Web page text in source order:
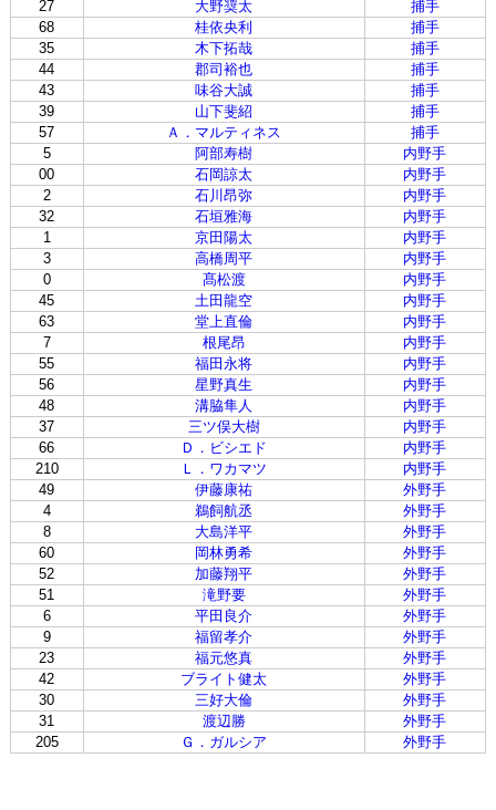
27
大野奨太
捕手
68
桂依央利
捕手
35
木下拓哉
捕手
44
郡司裕也
捕手
43
味谷大誠
捕手
39
山下斐紹
捕手
57
Ａ．マルティネス
捕手
5
阿部寿樹
内野手
00
石岡諒太
内野手
2
石川昂弥
内野手
32
石垣雅海
内野手
1
京田陽太
内野手
3
高橋周平
内野手
0
髙松渡
内野手
45
土田龍空
内野手
63
堂上直倫
内野手
7
根尾昂
内野手
55
福田永将
内野手
56
星野真生
内野手
48
溝脇隼人
内野手
37
三ツ俣大樹
内野手
66
Ｄ．ビシエド
内野手
210
Ｌ．ワカマツ
内野手
49
伊藤康祐
外野手
4
鵜飼航丞
外野手
8
大島洋平
外野手
60
岡林勇希
外野手
52
加藤翔平
外野手
51
滝野要
外野手
6
平田良介
外野手
9
福留孝介
外野手
23
福元悠真
外野手
42
ブライト健太
外野手
30
三好大倫
外野手
31
渡辺勝
外野手
205
Ｇ．ガルシア 外野手